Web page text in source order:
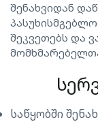
შენახვიდან
შეკვეთებს და
საწყობში